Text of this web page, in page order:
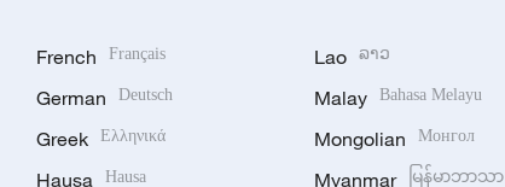
French Français
German Deutsch
Greek Ελληνικά
Hausa Hausa
Lao ລາວ
Malay Bahasa Melayu
Mongolian Монгол
Myanmar မြန်မာဘာသာ